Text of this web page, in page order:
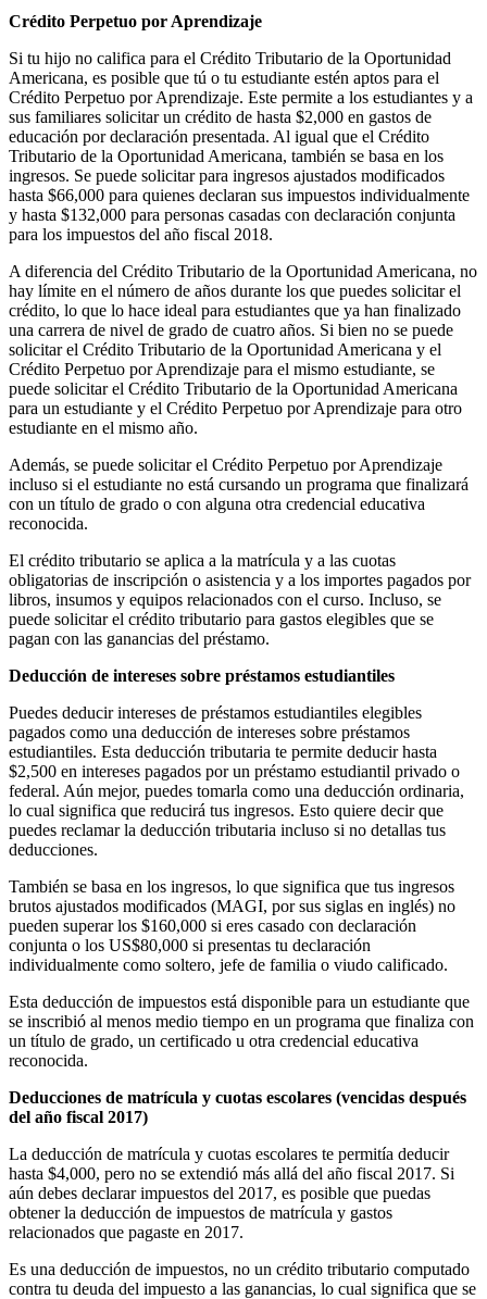
Crédito Perpetuo por Aprendizaje
Si tu hijo no califica para el Crédito Tributario de la Oportunidad
Americana, es posible que tú o tu estudiante estén aptos para el
Crédito Perpetuo por Aprendizaje. Este permite a los estudiantes y a
sus familiares solicitar un crédito de hasta $2,000 en gastos de
educación por declaración presentada. Al igual que el Crédito
Tributario de la Oportunidad Americana, también se basa en los
ingresos. Se puede solicitar para ingresos ajustados modificados
hasta $66,000 para quienes declaran sus impuestos individualmente
y hasta $132,000 para personas casadas con declaración conjunta
para los impuestos del año fiscal 2018.
A diferencia del Crédito Tributario de la Oportunidad Americana, no
hay límite en el número de años durante los que puedes solicitar el
crédito, lo que lo hace ideal para estudiantes que ya han finalizado
una carrera de nivel de grado de cuatro años. Si bien no se puede
solicitar el Crédito Tributario de la Oportunidad Americana y el
Crédito Perpetuo por Aprendizaje para el mismo estudiante, se
puede solicitar el Crédito Tributario de la Oportunidad Americana
para un estudiante y el Crédito Perpetuo por Aprendizaje para otro
estudiante en el mismo año.
Además, se puede solicitar el Crédito Perpetuo por Aprendizaje
incluso si el estudiante no está cursando un programa que finalizará
con un título de grado o con alguna otra credencial educativa
reconocida.
El crédito tributario se aplica a la matrícula y a las cuotas
obligatorias de inscripción o asistencia y a los importes pagados por
libros, insumos y equipos relacionados con el curso. Incluso, se
puede solicitar el crédito tributario para gastos elegibles que se
pagan con las ganancias del préstamo.
Deducción de intereses sobre préstamos estudiantiles
Puedes deducir intereses de préstamos estudiantiles elegibles
pagados como una deducción de intereses sobre préstamos
estudiantiles. Esta deducción tributaria te permite deducir hasta
$2,500 en intereses pagados por un préstamo estudiantil privado o
federal. Aún mejor, puedes tomarla como una deducción ordinaria,
lo cual significa que reducirá tus ingresos. Esto quiere decir que
puedes reclamar la deducción tributaria incluso si no detallas tus
deducciones.
También se basa en los ingresos, lo que significa que tus ingresos
brutos ajustados modificados (MAGI, por sus siglas en inglés) no
pueden superar los $160,000 si eres casado con declaración
conjunta o los US$80,000 si presentas tu declaración
individualmente como soltero, jefe de familia o viudo calificado.
Esta deducción de impuestos está disponible para un estudiante que
se inscribió al menos medio tiempo en un programa que finaliza con
un título de grado, un certificado u otra credencial educativa
reconocida.
Deducciones de matrícula y cuotas escolares (vencidas después
del año fiscal 2017)
La deducción de matrícula y cuotas escolares te permitía deducir
hasta $4,000, pero no se extendió más allá del año fiscal 2017. Si
aún debes declarar impuestos del 2017, es posible que puedas
obtener la deducción de impuestos de matrícula y gastos
relacionados que pagaste en 2017.
Es una deducción de impuestos, no un crédito tributario computado
contra tu deuda del impuesto a las ganancias, lo cual significa que se